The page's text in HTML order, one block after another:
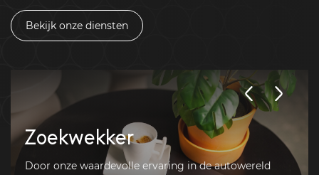
Bekijk onze diensten
Zoekwekker
Door onze waardevolle ervaring in de autowereld